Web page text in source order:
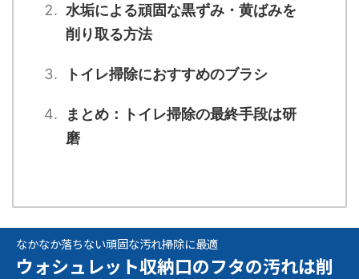
水垢による頑固な黒ずみ・黄ばみを
削り取る方法
トイレ掃除におすすめのブラシ
まとめ：トイレ掃除の最終手段は研
磨
なかなか落ちない頑固な汚れ掃除に最適
ウォシュレット収納口のフタの汚れは削